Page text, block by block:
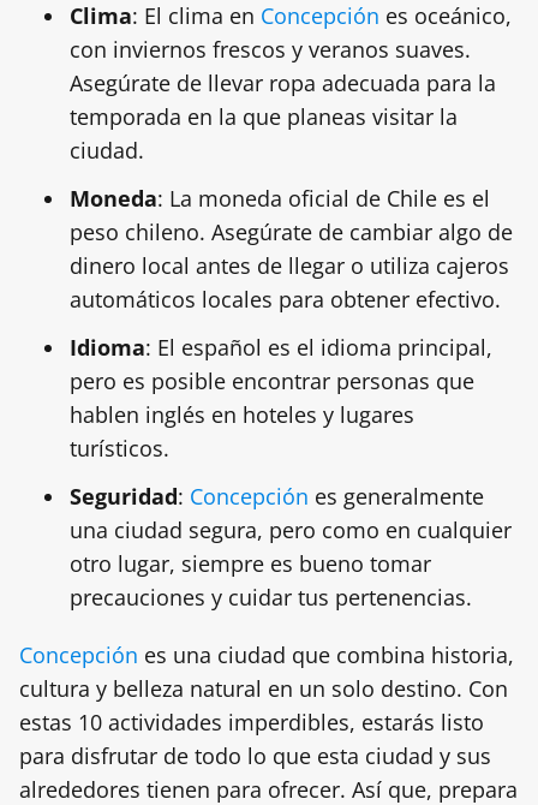
Clima: El clima en Concepción es oceánico,
con inviernos frescos y veranos suaves.
Asegúrate de llevar ropa adecuada para la
temporada en la que planeas visitar la
ciudad.
Moneda: La moneda oficial de Chile es el
peso chileno. Asegúrate de cambiar algo de
dinero local antes de llegar o utiliza cajeros
automáticos locales para obtener efectivo.
Idioma: El español es el idioma principal,
pero es posible encontrar personas que
hablen inglés en hoteles y lugares
turísticos.
Seguridad: Concepción es generalmente
una ciudad segura, pero como en cualquier
otro lugar, siempre es bueno tomar
precauciones y cuidar tus pertenencias.
Concepción es una ciudad que combina historia,
cultura y belleza natural en un solo destino. Con
estas 10 actividades imperdibles, estarás listo
para disfrutar de todo lo que esta ciudad y sus
alrededores tienen para ofrecer. Así que, prepara